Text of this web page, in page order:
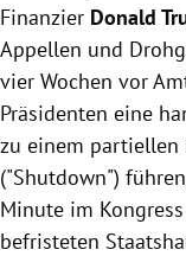
Finanzier Donald
Appellen und
vier Wochen vor
Präsidenten eine
zu einem partiellen
("Shutdown")
Minute im
befristeten